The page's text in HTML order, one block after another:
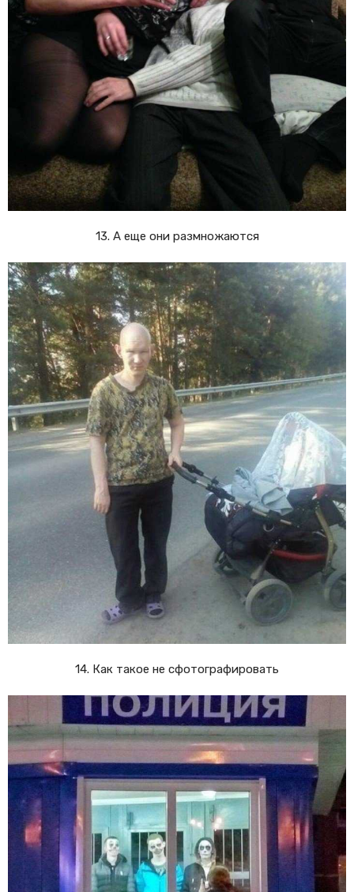
13. А еще они размножаются
14. Как такое не сфотографировать